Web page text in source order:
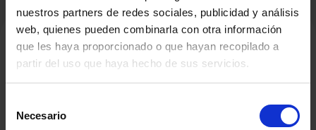
nuestros partners de redes sociales, publicidad y análisis
web, quienes pueden combinarla con otra información
que les haya proporcionado o que hayan recopilado a
partir del uso que haya hecho de sus servicios.
Necesario
Productos Relacionados